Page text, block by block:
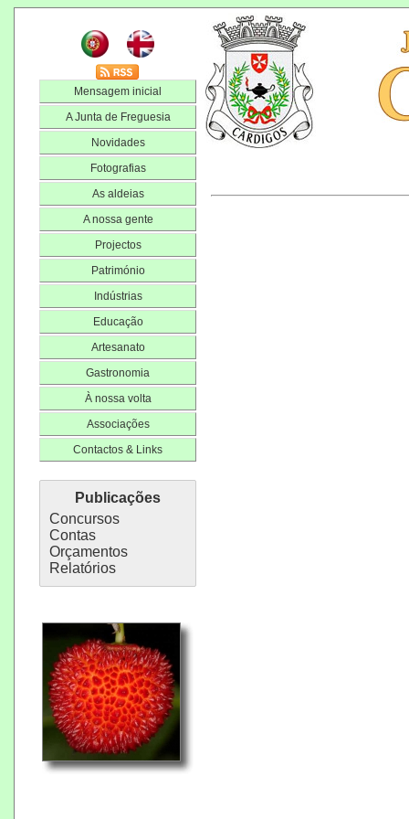
Mensagem inicial
A Junta de Freguesia
Novidades
Fotografias
As aldeias
A nossa gente
Projectos
Património
Indústrias
Educação
Artesanato
Gastronomia
À nossa volta
Associações
Contactos & Links
Publicações
Concursos
Contas
Orçamentos
Relatórios